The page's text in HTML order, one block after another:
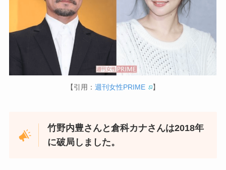
【引用： 週刊女性PRIME 】
竹野内豊さんと倉科カナさんは2018年
に破局しました。